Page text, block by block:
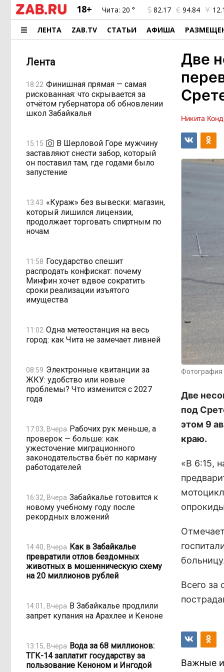
18+ Чита: 20 ° 82.17 94.84
ЛЕНТА ZAB.TV СТАТЬИ АФИША
Лента
18:22 Финишная прямая — самая
рискованная: что скрывается за
отчётом губернатора об обновлении
школ Забайкалья
15:15
В Шерловой Горе мужчину
заставляют снести забор, который
он поставил там, где годами было
запустение
13:43 «Кураж» без вывески: магазин,
который лишился лицензии,
продолжает торговать спиртным по
ночам
11:58 Государство спешит
распродать конфискат: почему
Минфин хочет вдвое сократить
сроки реализации изъятого
имущества
11:02 Одна метеостанция на весь
город: как Чита не замечает ливней
08:59 Электронные квитанции за
ЖКУ: удобство или новые
проблемы? Что изменится с 2027
года
17:03, Вчера Рабочих рук меньше, а
проверок — больше: как
ужесточение миграционного
законодательства бьёт по карману
работодателей
16:32, Вчера Забайкалье готовится к
новому учебному году после
рекордных вложений
14:40, Вчера Как в Забайкалье
превратили отлов бездомных
животных в мошенническую схему
на 20 миллионов рублей
14:01, Вчера В Забайкалье продлили
запрет купания на Арахлее и Кеноне
13:15, Вчера Вода за 68 миллионов:
ТГК-14 заплатит государству за
пользование Кеноном и Ингодой
Две
Никита
Фотография
Две
под
этом 9
краю.
«В 6:15,
Всего за
Важные